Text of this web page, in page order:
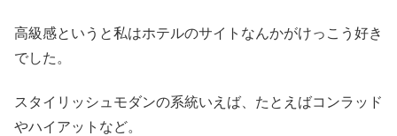
高級感というと私はホテルのサイトなんかがけっこう好き
でした。
スタイリッシュモダンの系統いえば、たとえばコンラッド
やハイアットなど。